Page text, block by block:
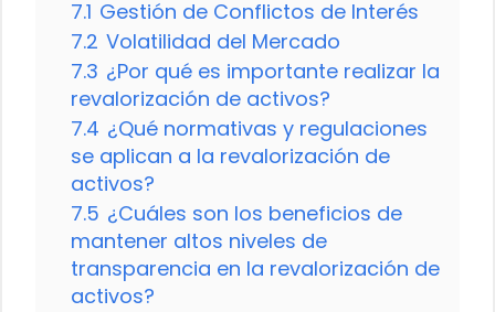
7.1 Gestión de Conflictos de Interés
7.2 Volatilidad del Mercado
7.3 ¿Por qué es importante realizar la
revalorización de activos?
7.4 ¿Qué normativas y regulaciones
se aplican a la revalorización de
activos?
7.5 ¿Cuáles son los beneficios de
mantener altos niveles de
transparencia en la revalorización de
activos?